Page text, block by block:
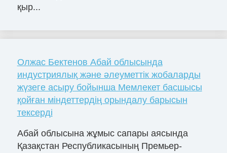
қыр...
Олжас Бектенов Абай облысында
индустриялық және әлеуметтік жобаларды
жүзеге асыру бойынша Мемлекет басшысы
қойған міндеттердің орындалу барысын
тексерді
Абай облысына жұмыс сапары аясында
Қазақстан Республикасының Премьер-